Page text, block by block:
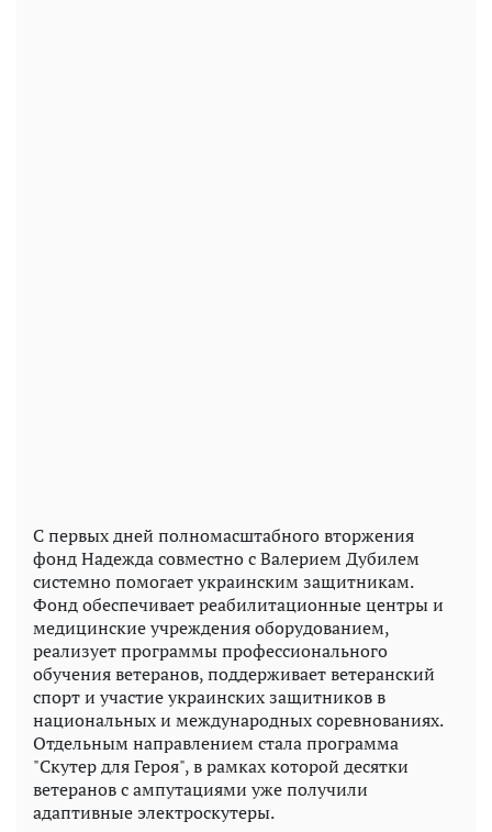
С первых дней полномасштабного вторжения
фонд Надежда совместно с Валерием Дубилем
системно помогает украинским защитникам.
Фонд обеспечивает реабилитационные центры и
медицинские учреждения оборудованием,
реализует программы профессионального
обучения ветеранов, поддерживает ветеранский
спорт и участие украинских защитников в
национальных и международных соревнованиях.
Отдельным направлением стала программа
"Скутер для Героя", в рамках которой десятки
ветеранов с ампутациями уже получили
адаптивные электроскутеры.